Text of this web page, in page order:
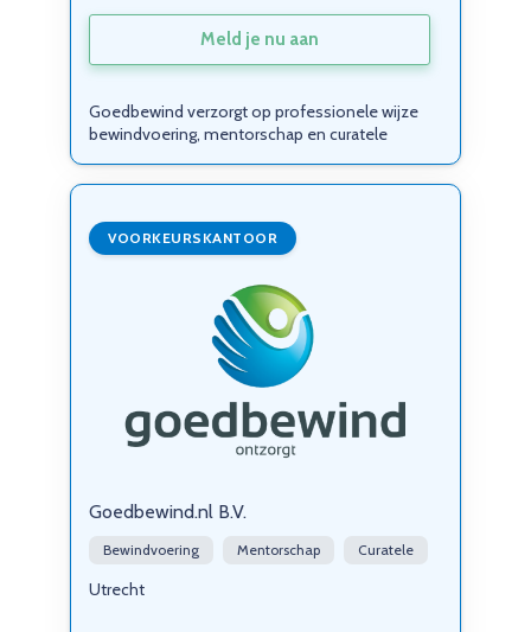
Meld je nu aan
Goedbewind verzorgt op professionele wijze
bewindvoering, mentorschap en curatele
VOORKEURSKANTOOR
Goedbewind.nl B.V.
Bewindvoering Mentorschap Curatele
Utrecht